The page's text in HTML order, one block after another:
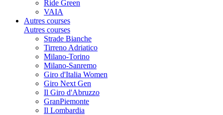
Ride Green
VAIA
Autres courses
Autres courses
Strade Bianche
Tirreno Adriatico
Milano-Torino
Milano-Sanremo
Giro d'Italia Women
Giro Next Gen
Il Giro d'Abruzzo
GranPiemonte
Il Lombardia